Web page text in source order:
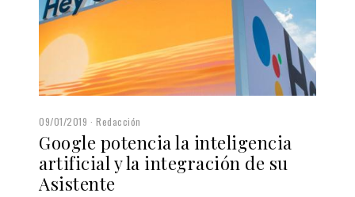
09/01/2019 Redacción
Google potencia la inteligencia
artificial y la integración de su
Asistente